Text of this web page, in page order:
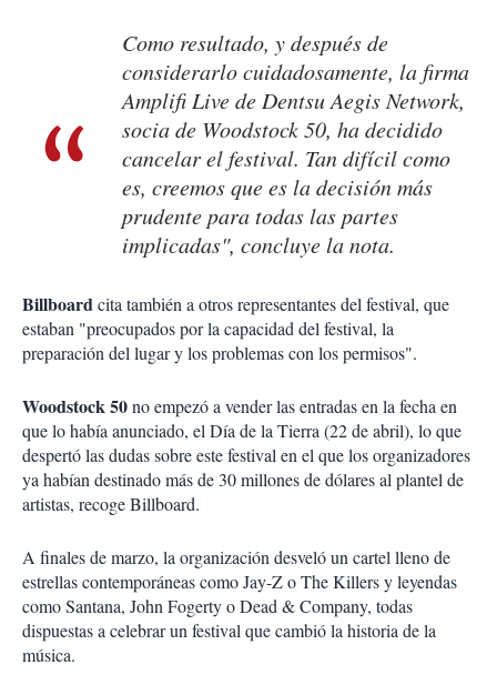
Como resultado, y después de
considerarlo cuidadosamente, la firma
Amplifi Live de Dentsu Aegis Network,
socia de Woodstock 50, ha decidido
cancelar el festival. Tan difícil como
es, creemos que es la decisión más
prudente para todas las partes
implicadas", concluye la nota.
Billboardcita también a otros representantes del festival, que
estaban "preocupados por la capacidad del festival, la
preparación del lugar y los problemas con los permisos".
Woodstock 50no empezó a vender las entradas en la fecha en
que lo había anunciado, el Día de la Tierra (22 de abril), lo que
despertó las dudas sobre este festival en el que los organizadores
ya habían destinado más de 30 millones de dólares al plantel de
artistas, recoge Billboard.
A finales de marzo, la organización desveló un cartel lleno de
estrellas contemporáneas como Jay-Z o The Killers y leyendas
como Santana, John Fogerty o Dead & Company, todas
dispuestas a celebrar un festival que cambió la historia de la
música.